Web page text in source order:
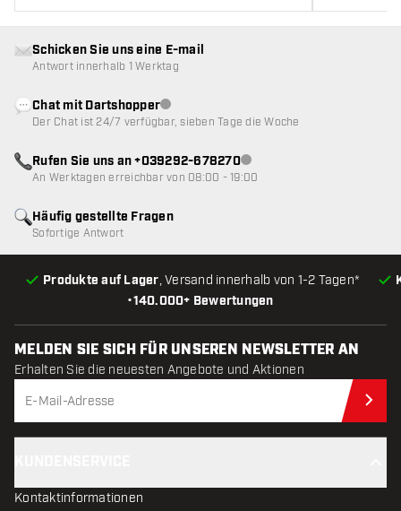
•140.000+ Bewertungen
Produkte auf Lager, Versand innerhalb von 1-2 Tagen*
Häufig gestellte Fragen
Sofortige Antwort
Schicken Sie uns eine E-mail
Antwort innerhalb 1 Werktag
Chat mit DartshopperKundenservice nicht verfügbar
Der Chat ist 24/7 verfügbar, sieben Tage die Woche
Rufen Sie uns an +039292-678270Kundenservice nicht
An Werktagen erreichbar von 08:00 - 19:00
MELDEN SIE SICH FÜR UNSEREN NEWSLETTER AN
Erhalten Sie die neuesten Angebote und Aktionen
Kontaktinformationen